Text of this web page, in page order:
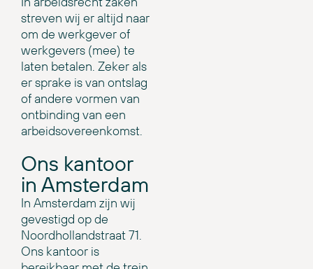
streven wij er altijd naar
om de werkgever of
werkgevers (mee) te
laten betalen. Zeker als
er sprake is van ontslag
of andere vormen van
ontbinding van een
arbeidsovereenkomst.
Ons kantoor
in Amsterdam
In Amsterdam zijn wij
gevestigd op de
Noordhollandstraat 71.
Ons kantoor is